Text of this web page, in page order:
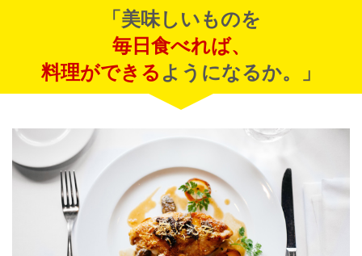
「美味しいものを
毎日食べれば、
料理ができる ようになるか。」